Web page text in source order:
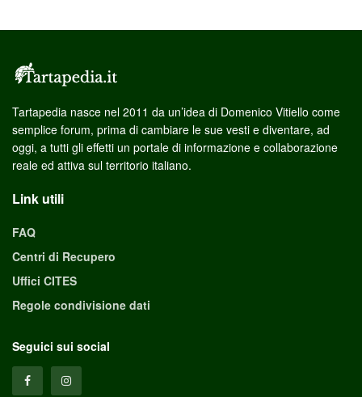
Tartapedia nasce nel 2011 da un’idea di Domenico Vitiello come
semplice forum, prima di cambiare le sue vesti e diventare, ad
oggi, a tutti gli effetti un portale di informazione e collaborazione
reale ed attiva sul territorio italiano.
Link utili
FAQ
Centri di Recupero
Uffici CITES
Regole condivisione dati
Seguici sui social